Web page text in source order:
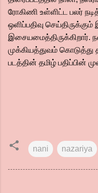
ரோகிணி உள்ளிட்ட பலர்
ஒளிப்பதிவு
இசையமைத்திருக்கிறார்.
முக்கியத்துவம் கொடுத்து
படத்தின் தமிழ் பதிப்பின்
nani nazariya